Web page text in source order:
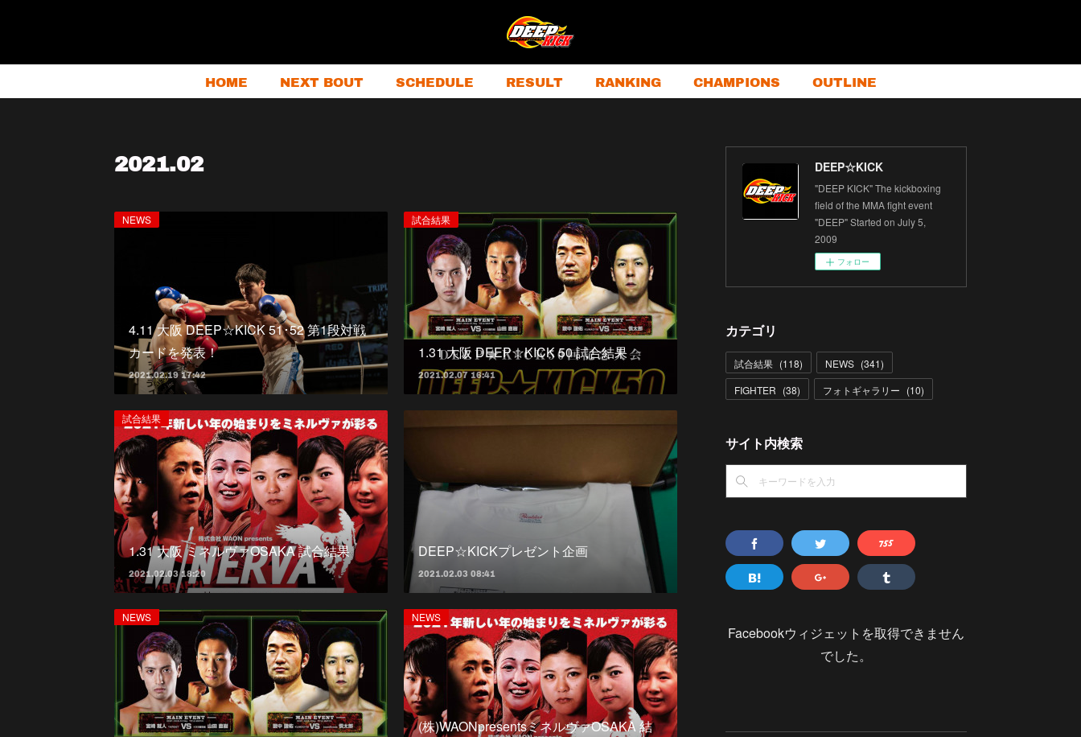
HOME NEXT BOUT SCHEDULE RESULT RANKING CHAMPIONS OUTLINE
2021.02
NEWS
4.11 大阪 DEEP☆KICK 51･52 第1段対戦
カードを発表！
2021.02.19 17:42
試合結果
1.31 大阪 DEEP☆KICK 50 試合結果
2021.02.07 16:41
試合結果
1.31 大阪 ミネルヴァOSAKA 試合結果
2021.02.03 18:20
DEEP☆KICKプレゼント企画
2021.02.03 08:41
NEWS NEWS
(株)WAONpresentsミネルヴァOSAKA 結
DEEP☆KICK
"DEEP KICK" The kickboxing
field of the MMA fight event
"DEEP" Started on July 5,
2009
フォロー
カテゴリ
試合結果 (118) NEWS (341)
FIGHTER (38) フォトギャラリー (10)
サイト内検索
Facebookウィジェットを取得できません
でした。